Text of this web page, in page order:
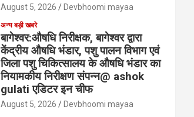
August 5, 2026 Devbhoomi mayaa
अन्य बड़ी खबरे
बागेश्वर:औषधि निरीक्षक, बागेश्वर द्वारा
केंद्रीय औषधि भंडार, पशु पालन विभाग एवं
जिला पशु चिकित्सालय के औषधि भंडार का
नियामकीय निरीक्षण संपन्न@ ashok
gulati एडिटर इन चीफ
August 5, 2026 Devbhoomi mayaa